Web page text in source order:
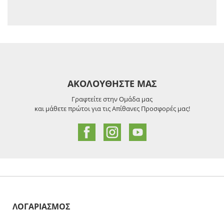
ΑΚΟΛΟΥΘΗΣΤΕ ΜΑΣ
Γραφτείτε στην Ομάδα μας
και μάθετε πρώτοι για τις Απίθανες Προσφορές μας!
ΛΟΓΑΡΙΑΣΜΟΣ